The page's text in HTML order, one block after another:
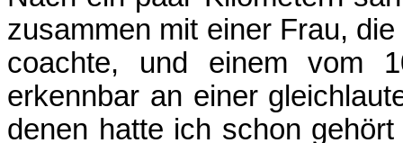
zusammen mit einer Frau,
coachte, und einem vom
erkennbar an einer
denen hatte ich schon